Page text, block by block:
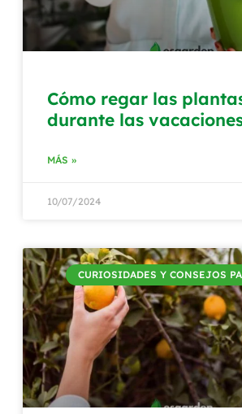
Cómo regar las
durante las
MÁS »
10/07/2024
CURIOSIDADES Y CONSEJOS